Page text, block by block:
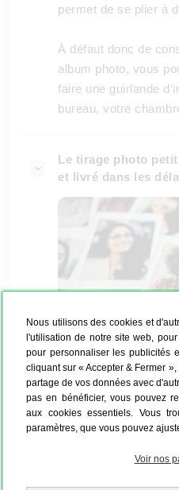
Nous utilisons des cookies et
l'utilisation de notre site web,
pour personnaliser les publicités
cliquant sur « Accepter & Fermer
partage de vos données avec
pas en bénéficier, vous pouvez
aux cookies essentiels. Vous
paramètres, que vous pouvez
Voir nos
permet de se plier à
À défaut donc de
album photo, vous
faire une guirlande
bureau, votre
Le tirage photo
et livré dans les
Comme mentionné
un tirage photo petit
économies et